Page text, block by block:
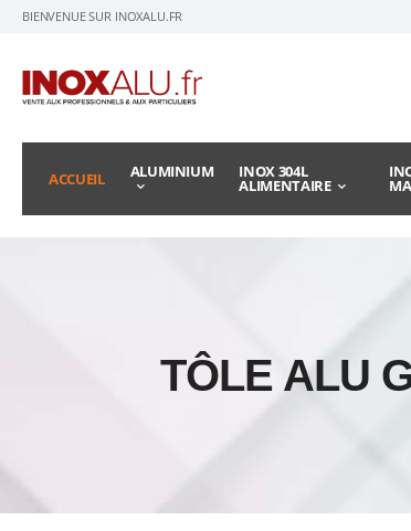
BIENVENUE SUR INOXALU.FR
ACCUEIL ALUMINIUM INOX 304L
ALIMENTAIRE
TÔLE ALU